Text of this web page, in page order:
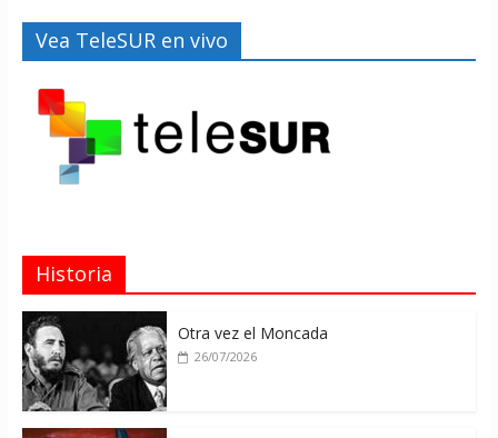
Vea TeleSUR en vivo
Historia
Otra vez el Moncada
26/07/2026